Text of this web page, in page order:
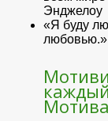
Энджелоу
«Я буду